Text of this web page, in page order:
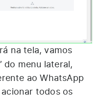
na tela, vamos
do menu lateral,
ao WhatsApp
todos os